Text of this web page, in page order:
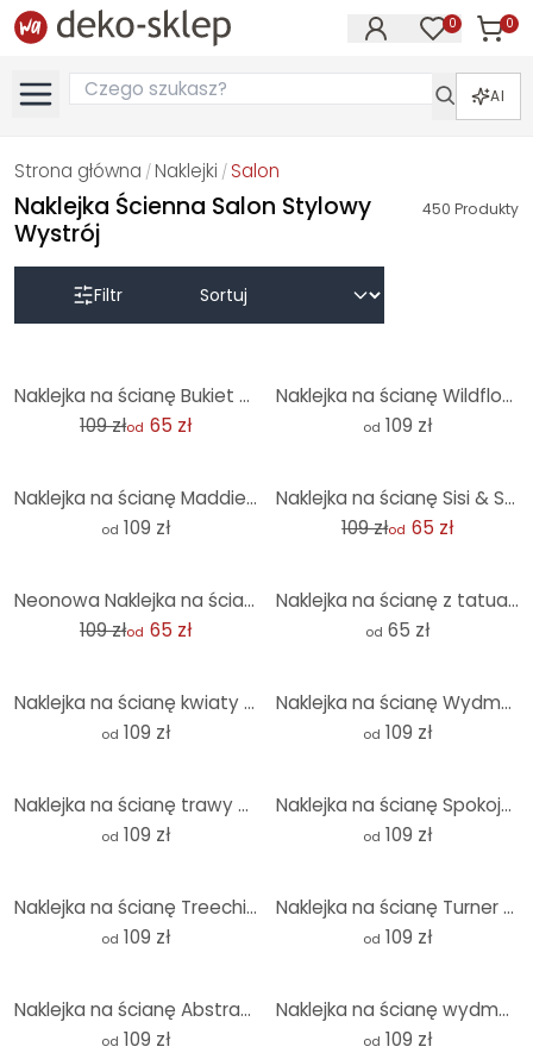
0 0
AI
Strona główna / Naklejki / Salon
Naklejka Ścienna Salon Stylowy
Wystrój
450 Produkty
Filtr
Naklejka na ścianę Bukiet suszonych kwiatów - Okrągła - Treechild
109 złod 65 zł
Naklejka na ścianę Wildflowers in chalk look Greige - Bloomery Decor - Round
od 109 zł
Naklejka na ścianę Maddies Mood - Jota de jai - Round
od 109 zł
Naklejka na ścianę Sisi & Seb - Magiczne wieczorne niebo nad morzem - Okrągła
109 złod 65 zł
Neonowa Naklejka na ścianę od Mielu - okrągła podświetlana dekoracja dla fanów sneakersów
109 złod 65 zł
Naklejka na ścianę z tatuażem zawodnika FC Bayern Jamala Musiala 2025/26
od 65 zł
Naklejka na ścianę kwiaty - Kolorowe maki okrągłe - Disher
od 109 zł
Naklejka na ścianę Wydma na plaży o zachodzie słońca - Okrągła
od 109 zł
Naklejka na ścianę trawy w pastelowych kolorach - okrągła - Treechild
od 109 zł
Naklejka na ścianę Spokojna plaża o zachodzie słońca - Rivers - Okrągła
od 109 zł
Naklejka na ścianę Treechild - Zachód słońca nad wydmami - Okrągła
od 109 zł
Naklejka na ścianę Turner - Zachód słońca nad jeziorem - Okrągła
od 109 zł
Naklejka na ścianę Abstrakcyjna geometria w równowadze - Ristova - Okrągła
od 109 zł
Naklejka na ścianę wydmy plażowe - okrągła
od 109 zł